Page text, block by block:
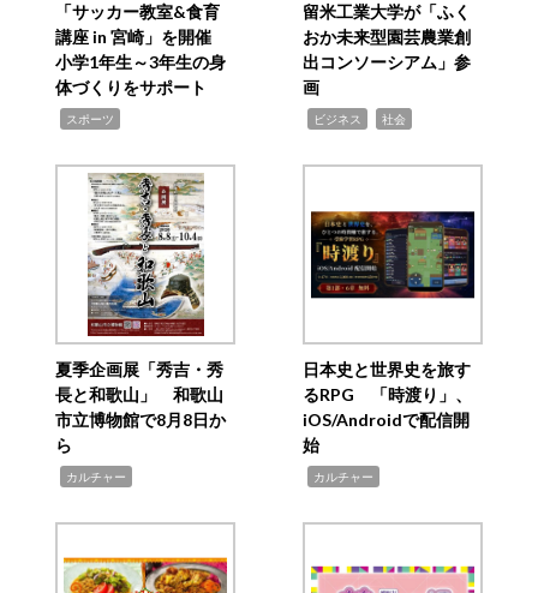
「サッカー教室&食育
講座 in 宮崎」を開催
小学1年生～3年生の身
体づくりをサポート
スポーツ
留米工業大学が「ふく
おか未来型園芸農業創
出コンソーシアム」参
画
ビジネス 社会
夏季企画展「秀吉・秀
長と和歌山」 和歌山
市立博物館で8月8日か
ら
カルチャー
日本史と世界史を旅す
るRPG 「時渡り」、
iOS/Androidで配信開
始
カルチャー